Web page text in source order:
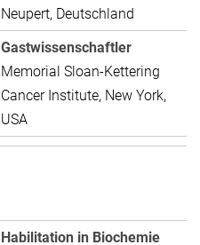
Neupert, Deutschland
Gastwissenschaftler
Memorial Sloan-Kettering
Cancer Institute, New York,
USA
Habilitation in Biochemie